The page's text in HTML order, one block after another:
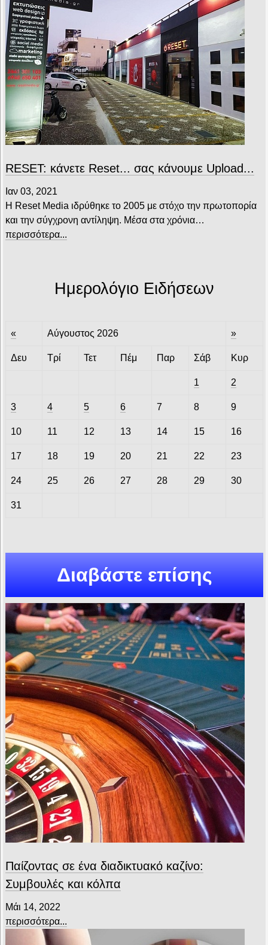
RESET: κάνετε Reset... σας κάνουμε Upload...
Ιαν 03, 2021
Η Reset Media ιδρύθηκε το 2005 με στόχο την πρωτοπορία
και την σύγχρονη αντίληψη. Μέσα στα χρόνια…
περισσότερα...
Ημερολόγιο Ειδήσεων
« Αύγουστος 2026 »
Δευ Τρί Τετ Πέμ Παρ Σάβ Κυρ
1 2
3 4 5 6 7 8 9
10 11 12 13 14 15 16
17 18 19 20 21 22 23
24 25 26 27 28 29 30
31
Διαβάστε επίσης
Παίζοντας σε ένα διαδικτυακό καζίνο:
Συμβουλές και κόλπα
Μάι 14, 2022
περισσότερα...